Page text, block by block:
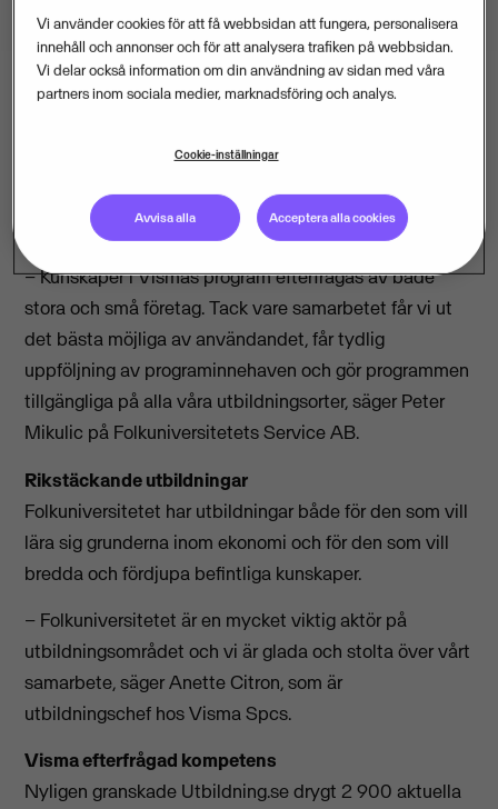
befintliga avtal på utbildningsområdet. Avtalet
innebär att Folkuniversitetet kan nyttja Vismas
ekonomiprogram i all sin utbildningsverksamhet.
– Kunskaper i Vismas program efterfrågas av både
stora och små företag. Tack vare samarbetet får vi ut
det bästa möjliga av användandet, får tydlig
uppföljning av programinnehaven och gör programmen
tillgängliga på alla våra utbildningsorter, säger Peter
Mikulic på Folkuniversitetets Service AB.
Rikstäckande utbildningar
Folkuniversitetet har utbildningar både för den som vill
lära sig grunderna inom ekonomi och för den som vill
bredda och fördjupa befintliga kunskaper.
– Folkuniversitetet är en mycket viktig aktör på
utbildningsområdet och vi är glada och stolta över vårt
samarbete, säger Anette Citron, som är
utbildningschef hos Visma Spcs.
Visma efterfrågad kompetens
Nyligen granskade Utbildning.se drygt 2 900 aktuella
Vi använder cookies för att få webbsidan att fungera, personalisera
innehåll och annonser och för att analysera trafiken på webbsidan.
Vi delar också information om din användning av sidan med våra
partners inom sociala medier, marknadsföring och analys.
Cookie-inställningar
Avvisa alla Acceptera alla cookies